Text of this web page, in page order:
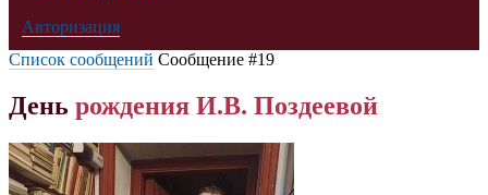
Авторизация
Список сообщений Сообщение #19
День рождения И.В. Поздеевой